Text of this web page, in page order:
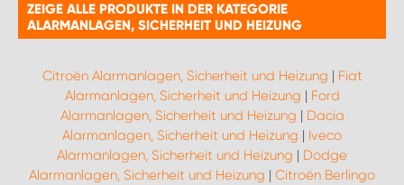
ZEIGE ALLE PRODUKTE IN DER KATEGORIE
ALARMANLAGEN, SICHERHEIT UND HEIZUNG
Citroën Alarmanlagen, Sicherheit und Heizung | Fiat
Alarmanlagen, Sicherheit und Heizung | Ford
Alarmanlagen, Sicherheit und Heizung | Dacia
Alarmanlagen, Sicherheit und Heizung | Iveco
Alarmanlagen, Sicherheit und Heizung | Dodge
Alarmanlagen, Sicherheit und Heizung | Citroën Berlingo